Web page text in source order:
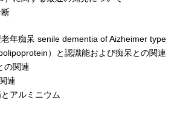
年痴呆 senile dementia of Aizheimer type
）と認識能および痴呆との関連
の関連
連
アルミニウム